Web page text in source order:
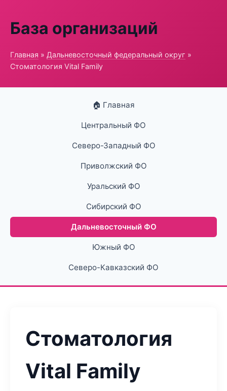
База организаций
Главная » Дальневосточный федеральный округ »
Стоматология Vital Family
🏠 Главная
Центральный ФО
Северо-Западный ФО
Приволжский ФО
Уральский ФО
Сибирский ФО
Дальневосточный ФО
Южный ФО
Северо-Кавказский ФО
Стоматология
Vital Family